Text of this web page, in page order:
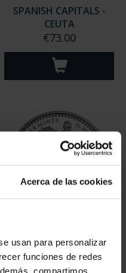
Acerca de las cookies
usan para personalizar
funciones de redes
SPANISH CAPITALS -
CEUTA
€73.00
PAMPLONA
€73.00